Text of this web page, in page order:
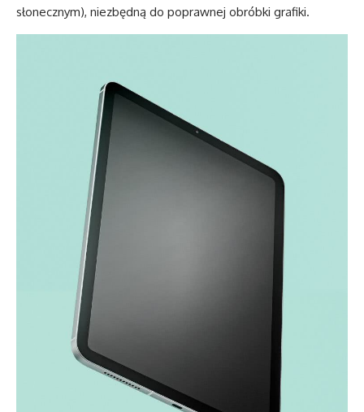
słonecznym), niezbędną do poprawnej obróbki grafiki.